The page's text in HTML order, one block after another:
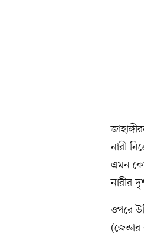
নারী
এমন
নারীর
ওপরে